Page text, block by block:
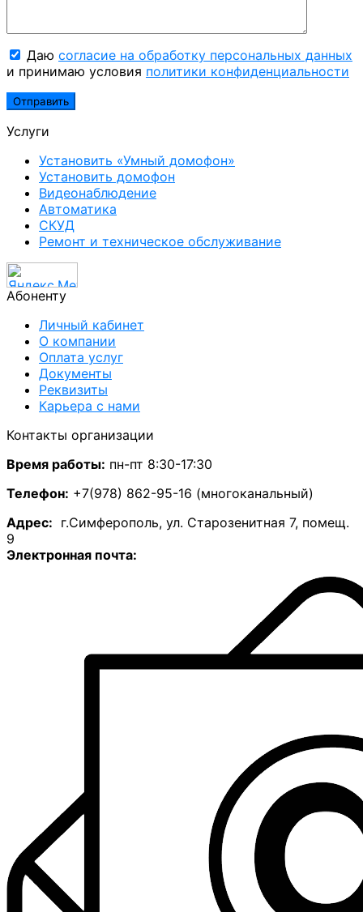
Даю согласие на обработку персональных данных
и принимаю условия политики конфиденциальности
Услуги
Установить «Умный домофон»
Установить домофон
Видеонаблюдение
Автоматика
СКУД
Ремонт и техническое обслуживание
Абоненту
Личный кабинет
О компании
Оплата услуг
Документы
Реквизиты
Карьера с нами
Контакты организации
Время работы: пн-пт 8:30-17:30
Телефон: +7(978) 862-95-16 (многоканальный)
Адрес: г.Симферополь, ул. Старозенитная 7, помещ.
9
Электронная почта: